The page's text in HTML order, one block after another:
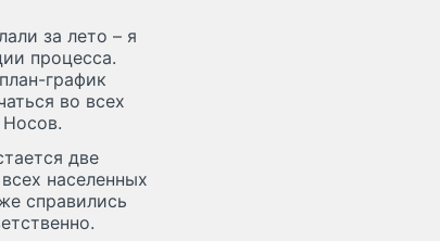
за лето – я
процесса.
график
во всех
Носов.
две
населенных
справились